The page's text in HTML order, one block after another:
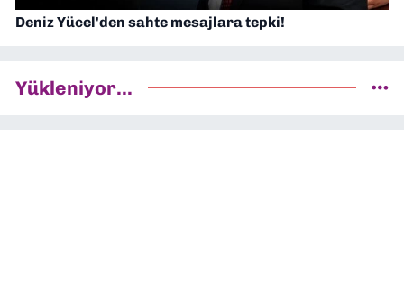
Deniz Yücel'den sahte mesajlara tepki!
Yükleniyor...